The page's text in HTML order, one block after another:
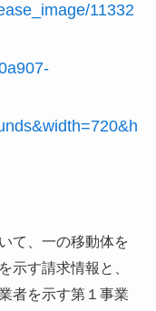
11332
て、一の移動体を
示す請求情報と、
者を示す第１事業